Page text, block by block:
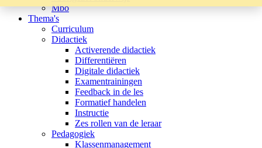
Mbo
Thema's
Curriculum
Didactiek
Activerende didactiek
Differentiëren
Digitale didactiek
Examentrainingen
Feedback in de les
Formatief handelen
Instructie
Zes rollen van de leraar
Pedagogiek
Klassenmanagement